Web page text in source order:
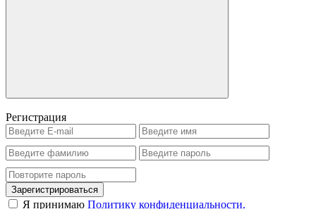
Регистрация
Зарегистрироваться
Я принимаю Политику конфиденциальности.